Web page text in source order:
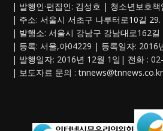
| 발행인·편집인: 김성호 | 청소년보호책
| 주소: 서울시 서초구 나루터로10길
| 발행소: 서울시 강남구 강남대로162
| 등록: 서울,아04229 | 등록일자: 2016
| 발행일자: 2016년 12월 1일| 전화 :
| 보도자료 문의 :tnnews@tnnews.co.kr